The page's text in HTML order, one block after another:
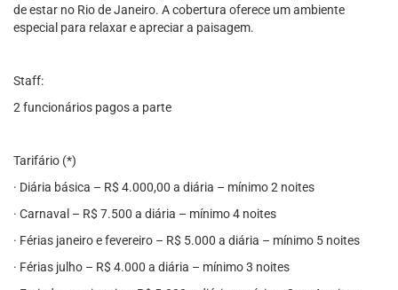
de estar no Rio de Janeiro. A cobertura oferece um ambiente
especial para relaxar e apreciar a paisagem.
Staff:
2 funcionários pagos a parte
Tarifário (*)
· Diária básica – R$ 4.000,00 a diária – mínimo 2 noites
· Carnaval – R$ 7.500 a diária – mínimo 4 noites
· Férias janeiro e fevereiro – R$ 5.000 a diária – mínimo 5 noites
· Férias julho – R$ 4.000 a diária – mínimo 3 noites